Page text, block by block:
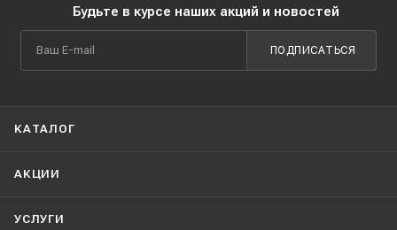
Будьте в курсе наших акций и новостей
ПОДПИСАТЬСЯ
КАТАЛОГ
АКЦИИ
УСЛУГИ